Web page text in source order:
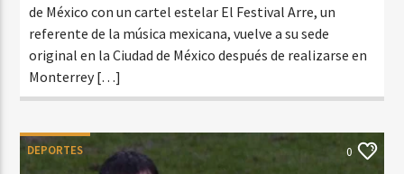
de México con un cartel estelar El Festival Arre, un
referente de la música mexicana, vuelve a su sede
original en la Ciudad de México después de realizarse en
Monterrey […]
DEPORTES 0